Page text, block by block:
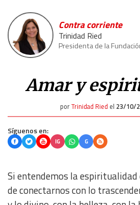
Contra corriente
Trinidad Ried
Presidenta de la
Amar y
porTrinidad Ried el 23/10/
Síguenos en:
IG G
Si entendemos la espiritualidad
de conectarnos con lo